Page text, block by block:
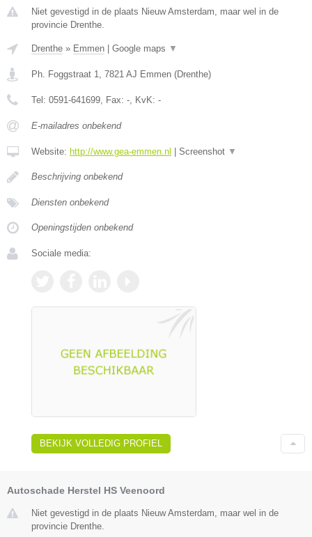
Niet gevestigd in de plaats Nieuw Amsterdam, maar wel in de
provincie Drenthe.
Drenthe » Emmen Google maps ▼
Ph. Foggstraat 1, 7821 AJ Emmen (Drenthe)
Tel: 0591-641699, Fax: -, KvK: -
E-mailadres onbekend
Website: http://www.gea-emmen.nl Screenshot ▼
Beschrijving onbekend
Diensten onbekend
Openingstijden onbekend
Sociale media:
BEKIJK VOLLEDIG PROFIEL
Autoschade Herstel HS Veenoord
Niet gevestigd in de plaats Nieuw Amsterdam, maar wel in de
provincie Drenthe.